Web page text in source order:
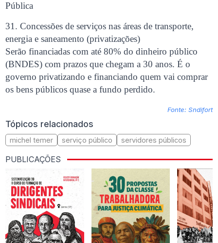
Pública
31. Concessões de serviços nas áreas de transporte,
energia e saneamento (privatizações)
Serão financiadas com até 80% do dinheiro público
(BNDES) com prazos que chegam a 30 anos. É o
governo privatizando e financiando quem vai comprar
os bens públicos quase a fundo perdido.
Fonte: Sndifort
Tópicos relacionados
michel temer serviço público servidores públicos
PUBLICAÇÕES